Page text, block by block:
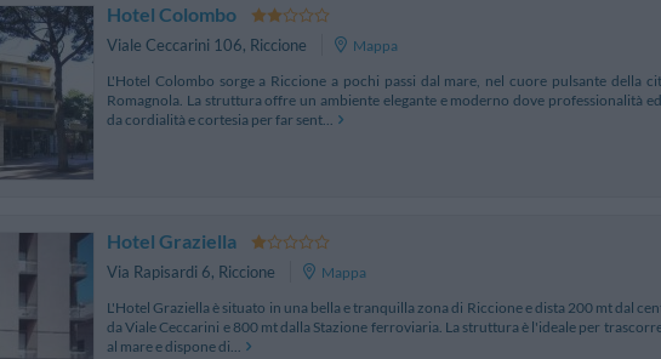
Hotel Colombo
Viale Ceccarini 106, Riccione
Mappa
L'Hotel Colombo sorge a Riccione a pochi passi dal mare, nel cuore pulsante della
Romagnola. La struttura offre un ambiente elegante e moderno dove professionalità
da cordialità e cortesia per far sent...
Hotel Graziella
Via Rapisardi 6, Riccione
Mappa
L'Hotel Graziella è situato in una bella e tranquilla zona di Riccione e dista 200 mt dal
da Viale Ceccarini e 800 mt dalla Stazione ferroviaria. La struttura è l'ideale per
al mare e dispone di...